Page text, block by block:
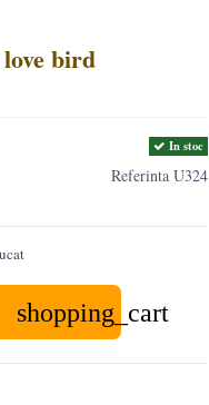
bird
Referinta U324
In stoc
shopping_cart